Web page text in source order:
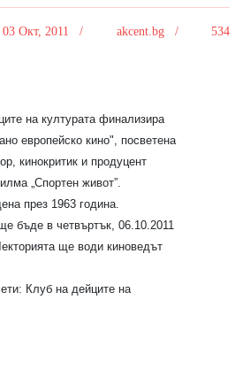
03 Окт, 2011 / akcent.bg / 534
на културата финализира
европейско кино", посветена
кинокритик и продуцент
„Спортен живот”.
през 1963 година.
бъде в четвъртък, 06.10.2011
ще води киноведът
Клуб на дейците на